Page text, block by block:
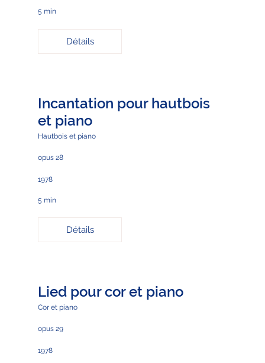
5 min
Détails
Incantation pour hautbois
et piano
Hautbois et piano
opus 28
1978
5 min
Détails
Lied pour cor et piano
Cor et piano
opus 29
1978